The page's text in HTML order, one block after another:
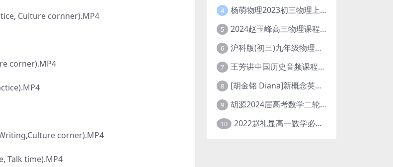
Culture cornner).MP4
corner).MP4
corner).MP4
Talk time).MP4
4 杨萌物理2023初三物理上秋季A+班(视频+讲义) 百度网盘分享
5 2024赵玉峰高三物理课程24年高考物理一轮复习网课教程
6 沪科版(初三)九年级物理全一册网课教学视频全集(录播版 杜春雨 66讲)
7 王芳讲中国历史音频课程全集(上下五千年)
8 [胡金铭 Diana]新概念英语第1册教学视频课程(全集 百度网盘下载)
9 胡源2024届高考数学二轮寒假春季精讲 百度网盘分享
10 2022赵礼显高一数学必修一课程视频资源(秋季班 含讲义)百度网盘云